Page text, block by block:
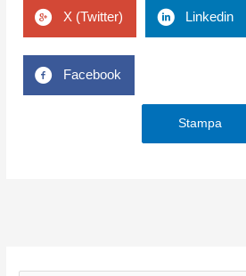
X (Twitter) Linkedin
Facebook
Stampa